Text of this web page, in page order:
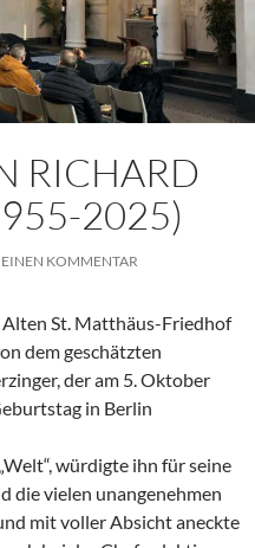
RICHARD
2025)
EINEN KOMMENTAR
St. Matthäus-Friedhof
dem geschätzten
der am 5. Oktober
in Berlin
würdigte ihn für seine
die vielen unangenehmen
mit voller Absicht aneckte